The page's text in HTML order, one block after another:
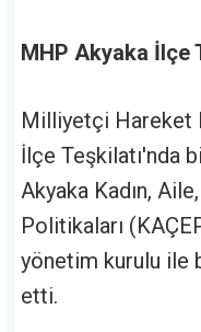
MHP Akyaka İlçe
Milliyetçi Hareket
İlçe Teşkilatı'nda
Akyaka Kadın,
Politikaları
yönetim kurulu ile
etti.